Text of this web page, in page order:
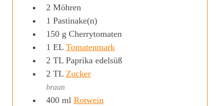
2 Möhren
1 Pastinake(n)
150 g Cherrytomaten
1 EL Tomatenmark
2 TL Paprika edelsüß
2 TL Zucker
braun
400 ml Rotwein